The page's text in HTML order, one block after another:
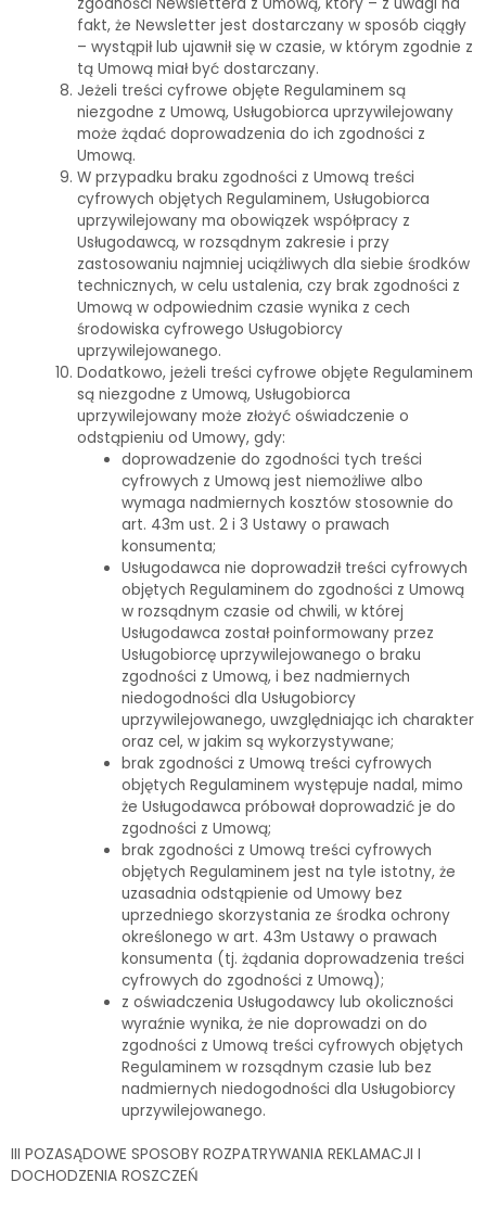
fakt, że Newsletter jest dostarczany w sposób ciągły
– wystąpił lub ujawnił się w czasie, w którym zgodnie z
tą Umową miał być dostarczany.
Jeżeli treści cyfrowe objęte Regulaminem są
niezgodne z Umową, Usługobiorca uprzywilejowany
może żądać doprowadzenia do ich zgodności z
Umową.
W przypadku braku zgodności z Umową treści
cyfrowych objętych Regulaminem, Usługobiorca
uprzywilejowany ma obowiązek współpracy z
Usługodawcą, w rozsądnym zakresie i przy
zastosowaniu najmniej uciążliwych dla siebie środków
technicznych, w celu ustalenia, czy brak zgodności z
Umową w odpowiednim czasie wynika z cech
środowiska cyfrowego Usługobiorcy
uprzywilejowanego.
Dodatkowo, jeżeli treści cyfrowe objęte Regulaminem
są niezgodne z Umową, Usługobiorca
uprzywilejowany może złożyć oświadczenie o
odstąpieniu od Umowy, gdy:
doprowadzenie do zgodności tych treści
cyfrowych z Umową jest niemożliwe albo
wymaga nadmiernych kosztów stosownie do
art. 43m ust. 2 i 3 Ustawy o prawach
konsumenta;
Usługodawca nie doprowadził treści cyfrowych
objętych Regulaminem do zgodności z Umową
w rozsądnym czasie od chwili, w której
Usługodawca został poinformowany przez
Usługobiorcę uprzywilejowanego o braku
zgodności z Umową, i bez nadmiernych
niedogodności dla Usługobiorcy
uprzywilejowanego, uwzględniając ich charakter
oraz cel, w jakim są wykorzystywane;
brak zgodności z Umową treści cyfrowych
objętych Regulaminem występuje nadal, mimo
że Usługodawca próbował doprowadzić je do
zgodności z Umową;
brak zgodności z Umową treści cyfrowych
objętych Regulaminem jest na tyle istotny, że
uzasadnia odstąpienie od Umowy bez
uprzedniego skorzystania ze środka ochrony
określonego w art. 43m Ustawy o prawach
konsumenta (tj. żądania doprowadzenia treści
cyfrowych do zgodności z Umową);
z oświadczenia Usługodawcy lub okoliczności
wyraźnie wynika, że nie doprowadzi on do
zgodności z Umową treści cyfrowych objętych
Regulaminem w rozsądnym czasie lub bez
nadmiernych niedogodności dla Usługobiorcy
uprzywilejowanego.
III POZASĄDOWE SPOSOBY ROZPATRYWANIA REKLAMACJI I
DOCHODZENIA ROSZCZEŃ